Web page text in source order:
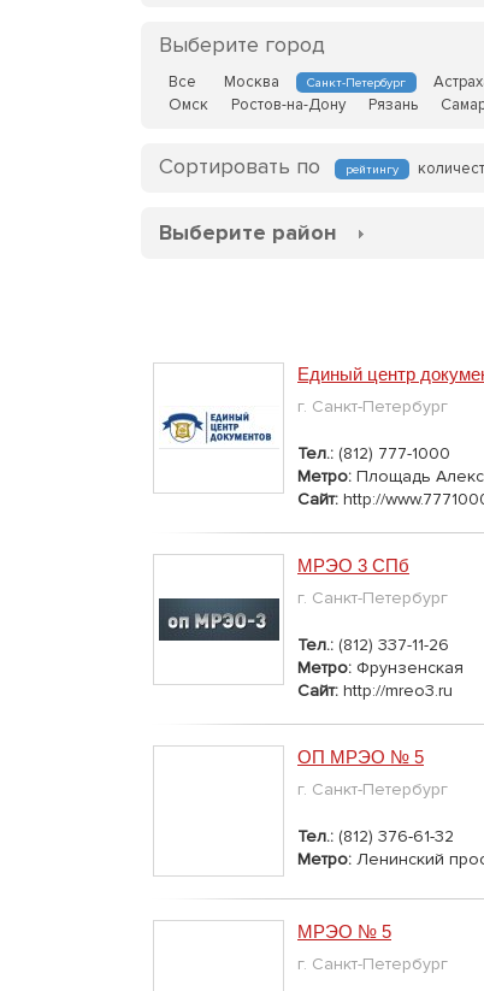
Выберите город
Все Москва Санкт-Петербург
Омск
Ростов-на-Дону Рязань
Сортировать по рейтингу
Выберите район
Единый центр
г. Санкт-Петербург
Тел.: (812) 777-1000
Метро: Площадь
Сайт: http://
МРЭО 3 СПб
г. Санкт-Петербург
Тел.: (812) 337-11-26
Метро: Фрунзенская
Сайт: http://mreo3.ru
ОП МРЭО № 5
г. Санкт-Петербург
Тел.: (812) 376-61-32
Метро: Ленинский
МРЭО № 5
г. Санкт-Петербург